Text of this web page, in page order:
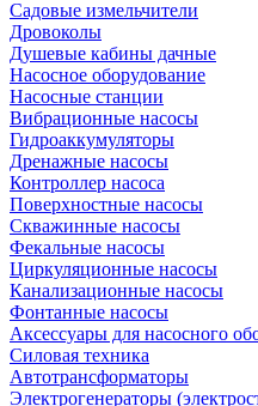
Садовые измельчители
Дровоколы
Душевые кабины дачные
Насосное оборудование
Насосные станции
Вибрационные насосы
Гидроаккумуляторы
Дренажные насосы
Контроллер насоса
Поверхностные насосы
Скважинные насосы
Фекальные насосы
Циркуляционные насосы
Канализационные насосы
Фонтанные насосы
Аксессуары для насосного
Силовая техника
Автотрансформаторы
Электрогенераторы